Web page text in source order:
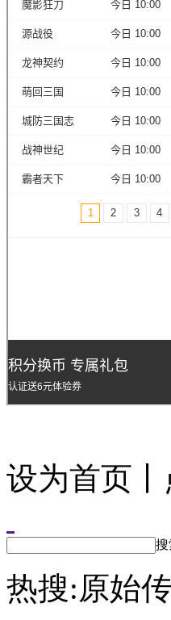
设为首页
搜
热搜:原始